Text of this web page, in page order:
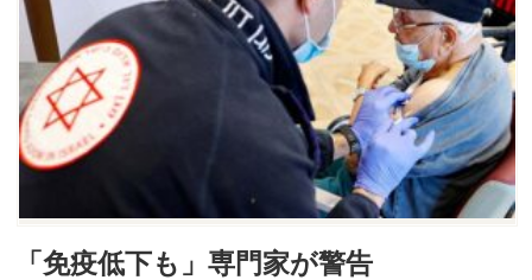
「免疫低下も」専門家が警告